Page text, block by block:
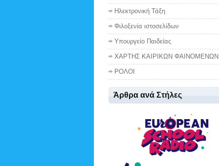
Ηλεκτρονική Τάξη
Φιλοξενία ιστοσελίδων
Υπουργείο Παιδείας
ΧΑΡΤΗΣ ΚΑΙΡΙΚΩΝ ΦΑΙΝΟΜΕΝΩΝ
ΡΟΛΟΙ
Άρθρα ανά Στήλες